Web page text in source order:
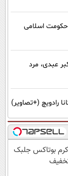
حکومت اسلامی
عبدی، مرد
رادویچ (+تصاویر)
بوتاکس جلبک